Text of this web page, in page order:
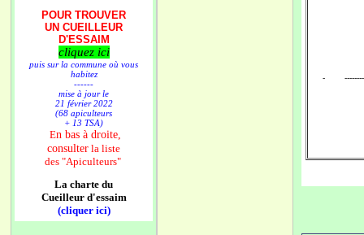
POUR TROUVER
UN CUEILLEUR
D'ESSAIM
cliquez ici
puis sur la commune où vous
habitez
------
mise à jour le
21 février 2022
(68 apiculteurs
+ 13 TSA)
En bas à droite,
consulter la liste
des "Apiculteurs"
La charte du
Cueilleur d'essaim
(cliquer ici)
-